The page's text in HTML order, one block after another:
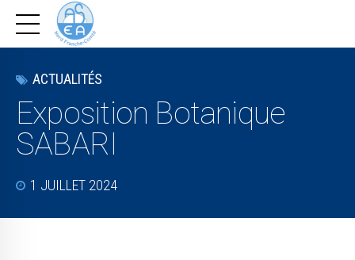
ACTUALITÉS
Exposition Botanique
SABARI
1 JUILLET 2024